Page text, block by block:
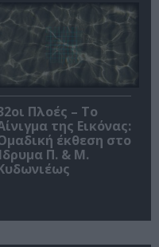
Πλοές – Το
της Εικόνας:
έκθεση στο
Π. & Μ.